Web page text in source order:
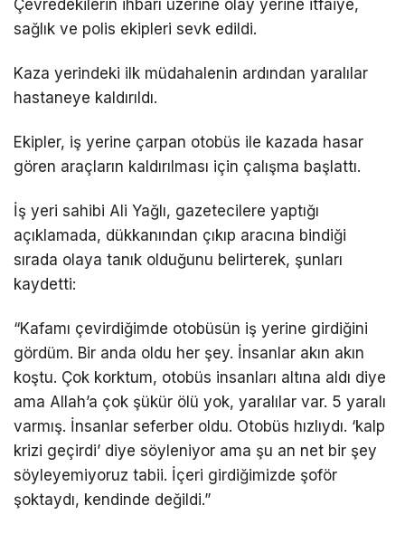
Çevredekilerin ihbarı üzerine olay yerine itfaiye,
sağlık ve polis ekipleri sevk edildi.
Kaza yerindeki ilk müdahalenin ardından yaralılar
hastaneye kaldırıldı.
Ekipler, iş yerine çarpan otobüs ile kazada hasar
gören araçların kaldırılması için çalışma başlattı.
İş yeri sahibi Ali Yağlı, gazetecilere yaptığı
açıklamada, dükkanından çıkıp aracına bindiği
sırada olaya tanık olduğunu belirterek, şunları
kaydetti:
“Kafamı çevirdiğimde otobüsün iş yerine girdiğini
gördüm. Bir anda oldu her şey. İnsanlar akın akın
koştu. Çok korktum, otobüs insanları altına aldı diye
ama Allah’a çok şükür ölü yok, yaralılar var. 5 yaralı
varmış. İnsanlar seferber oldu. Otobüs hızlıydı. ‘kalp
krizi geçirdi’ diye söyleniyor ama şu an net bir şey
söyleyemiyoruz tabii. İçeri girdiğimizde şoför
şoktaydı, kendinde değildi.”